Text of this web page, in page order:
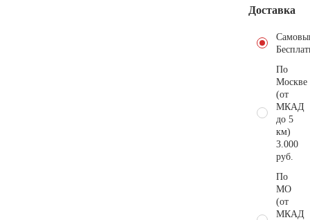
Доставка
По
Москве
(от
МКАД
до 5
км)
3.000
руб.
По
МО
(от
МКАД